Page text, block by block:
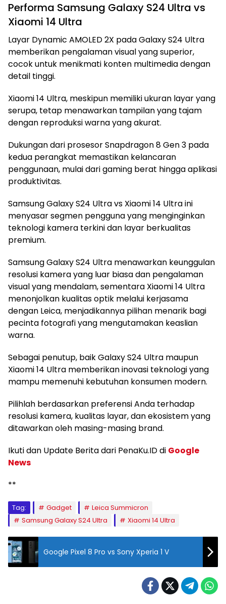
Performa Samsung Galaxy S24 Ultra vs
Xiaomi 14 Ultra
Layar Dynamic AMOLED 2X pada Galaxy S24 Ultra
memberikan pengalaman visual yang superior,
cocok untuk menikmati konten multimedia dengan
detail tinggi.
Xiaomi 14 Ultra, meskipun memiliki ukuran layar yang
serupa, tetap menawarkan tampilan yang tajam
dengan reproduksi warna yang akurat.
Dukungan dari prosesor Snapdragon 8 Gen 3 pada
kedua perangkat memastikan kelancaran
penggunaan, mulai dari gaming berat hingga aplikasi
produktivitas.
Samsung Galaxy S24 Ultra vs Xiaomi 14 Ultra ini
menyasar segmen pengguna yang menginginkan
teknologi kamera terkini dan layar berkualitas
premium.
Samsung Galaxy S24 Ultra menawarkan keunggulan
resolusi kamera yang luar biasa dan pengalaman
visual yang mendalam, sementara Xiaomi 14 Ultra
menonjolkan kualitas optik melalui kerjasama
dengan Leica, menjadikannya pilihan menarik bagi
pecinta fotografi yang mengutamakan keaslian
warna.
Sebagai penutup, baik Galaxy S24 Ultra maupun
Xiaomi 14 Ultra memberikan inovasi teknologi yang
mampu memenuhi kebutuhan konsumen modern.
Pilihlah berdasarkan preferensi Anda terhadap
resolusi kamera, kualitas layar, dan ekosistem yang
ditawarkan oleh masing-masing brand.
Ikuti dan Update Berita dari PenaKu.ID di Google
News
**
Tag: Gadget
Leica Summicron
Samsung Galaxy S24 Ultra
Xiaomi 14 Ultra
Google Pixel 8 Pro vs Sony Xperia 1 V